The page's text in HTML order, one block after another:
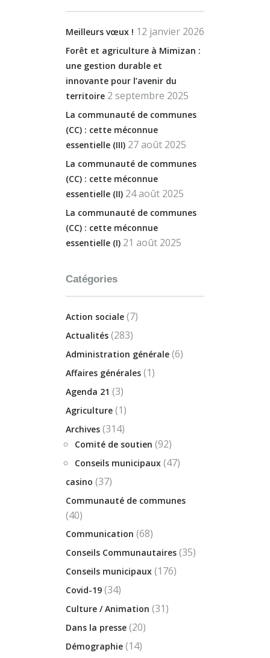
Meilleurs vœux ! 12 janvier 2026
Forêt et agriculture à Mimizan :
une gestion durable et
innovante pour l’avenir du
territoire 2 septembre 2025
La communauté de communes
(CC) : cette méconnue
essentielle (III) 27 août 2025
La communauté de communes
(CC) : cette méconnue
essentielle (II) 24 août 2025
La communauté de communes
(CC) : cette méconnue
essentielle (I) 21 août 2025
Catégories
Action sociale (7)
Actualités (283)
Administration générale (6)
Affaires générales (1)
Agenda 21 (3)
Agriculture (1)
Archives (314)
Comité de soutien (92)
Conseils municipaux (47)
casino (37)
Communauté de communes
(40)
Communication (68)
Conseils Communautaires (35)
Conseils municipaux (176)
Covid-19 (34)
Culture / Animation (31)
Dans la presse (20)
Démographie (14)